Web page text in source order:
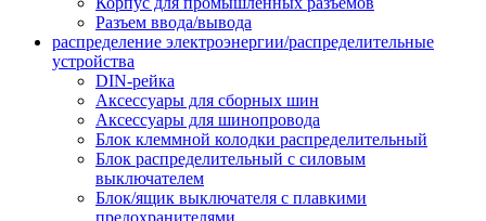
Разъем ввода/вывода
распределение электроэнергии/распределительные
устройства
DIN-рейка
Аксессуары для сборных шин
Аксессуары для шинопровода
Блок клеммной колодки распределительный
Блок распределительный с силовым
выключателем
Блок/ящик выключателя с плавкими
предохранителями